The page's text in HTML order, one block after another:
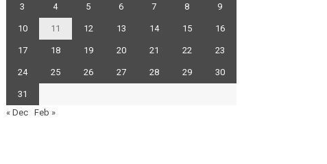
3 4 5 6 7 8 9
10 11 12 13 14 15 16
17 18 19 20 21 22 23
24 25 26 27 28 29 30
31
« Dec
Feb »